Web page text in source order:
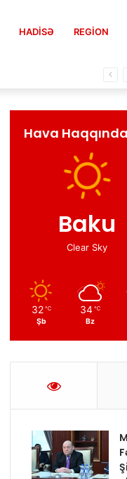
HADISƏ REGION
Hava Haqqında
Baku
Clear Sky
32 ℃
Şb
34 ℃
Bz